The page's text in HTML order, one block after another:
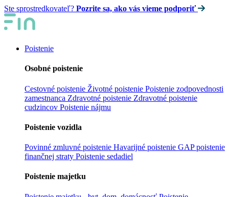
Ste sprostredkovateľ? Pozrite sa, ako vás vieme podporiť
Poistenie
Osobné poistenie
Cestovné poistenie Životné poistenie Poistenie zodpovednosti
zamestnanca Zdravotné poistenie Zdravotné poistenie
cudzincov Poistenie nájmu
Poistenie vozidla
Povinné zmluvné poistenie Havarijné poistenie GAP poistenie
finančnej straty Poistenie sedadiel
Poistenie majetku